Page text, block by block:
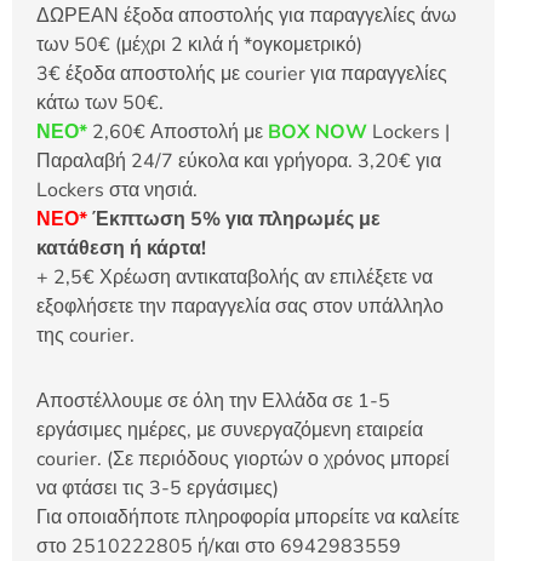
ΔΩΡΕΑΝ έξοδα αποστολής για παραγγελίες άνω
των 50€ (μέχρι 2 κιλά ή *ογκομετρικό)
3€ έξοδα αποστολής με courier για παραγγελίες
κάτω των 50€.
ΝΕΟ* 2,60€ Αποστολή με BOX NOW Lockers |
Παραλαβή 24/7 εύκολα και γρήγορα. 3,20€ για
Lockers στα νησιά.
ΝΕΟ*Έκπτωση 5% για πληρωμές με
κατάθεση ή κάρτα!
+ 2,5€ Χρέωση αντικαταβολής αν επιλέξετε να
εξοφλήσετε την παραγγελία σας στον υπάλληλο
της courier.
Αποστέλλουμε σε όλη την Ελλάδα σε 1-5
εργάσιμες ημέρες, με συνεργαζόμενη εταιρεία
courier. (Σε περιόδους γιορτών ο χρόνος μπορεί
να φτάσει τις 3-5 εργάσιμες)
Για οποιαδήποτε πληροφορία μπορείτε να καλείτε
στο 2510222805 ή/και στο 6942983559